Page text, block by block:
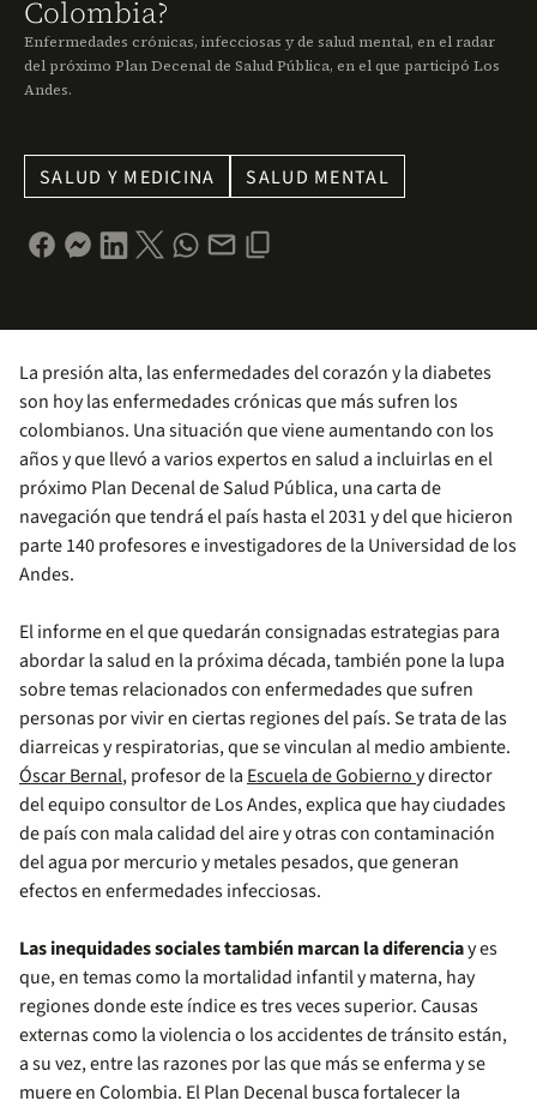
Colombia?
Enfermedades crónicas, infecciosas y de salud mental, en el radar
del próximo Plan Decenal de Salud Pública, en el que participó Los
Andes.
SALUD Y MEDICINA SALUD MENTAL
La presión alta, las enfermedades del corazón y la diabetes
son hoy las enfermedades crónicas que más sufren los
colombianos. Una situación que viene aumentando con los
años y que llevó a varios expertos en salud a incluirlas en el
próximo Plan Decenal de Salud Pública, una carta de
navegación que tendrá el país hasta el 2031 y del que hicieron
parte 140 profesores e investigadores de la Universidad de los
Andes.
El informe en el que quedarán consignadas estrategias para
abordar la salud en la próxima década, también pone la lupa
sobre temas relacionados con enfermedades que sufren
personas por vivir en ciertas regiones del país. Se trata de las
diarreicas y respiratorias, que se vinculan al medio ambiente.
Óscar Bernal, profesor de la Escuela de Gobiernoy director
del equipo consultor de Los Andes, explica que hay ciudades
de país con mala calidad del aire y otras con contaminación
del agua por mercurio y metales pesados, que generan
efectos en enfermedades infecciosas.
Las inequidades sociales también marcan la diferenciay es
que, en temas como la mortalidad infantil y materna, hay
regiones donde este índice es tres veces superior. Causas
externas como la violencia o los accidentes de tránsito están,
a su vez, entre las razones por las que más se enferma y se
muere en Colombia. El Plan Decenal busca fortalecer la